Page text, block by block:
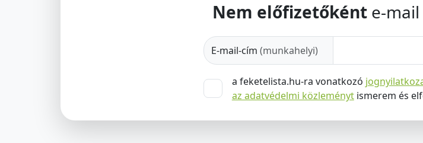
Nem előfizetőként e-
E-mail-cím (munkahelyi)
a feketelista.hu-ra vonatkozó
az adatvédelmi közleménytismerem és